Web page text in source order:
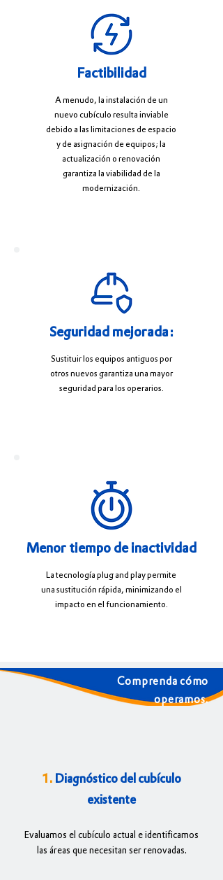
Factibilidad
A menudo, la instalación de un
nuevo cubículo resulta inviable
debido a las limitaciones de espacio
y de asignación de equipos; la
actualización o renovación
garantiza la viabilidad de la
modernización.
Seguridad mejorada:
Sustituir los equipos antiguos por
otros nuevos garantiza una mayor
seguridad para los operarios.
Menor tiempo de inactividad
La tecnología plug and play permite
una sustitución rápida, minimizando el
impacto en el funcionamiento.
Comprenda cómo
operamos.
1. Diagnóstico del cubículo
existente
Evaluamos el cubículo actual e identificamos
las áreas que necesitan ser renovadas.